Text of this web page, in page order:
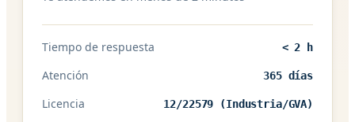
Tiempo de respuesta < 2 h
Atención 365 días
Licencia 12/22579 (Industria/GVA)